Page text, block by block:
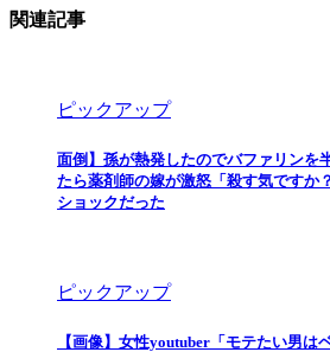
関連記事
ピックアップ
面倒】孫が熱発したのでバファリンを
たら薬剤師の嫁が激怒「殺す気ですか
ショックだった
ピックアップ
【画像】女性youtuber「モテたい男は